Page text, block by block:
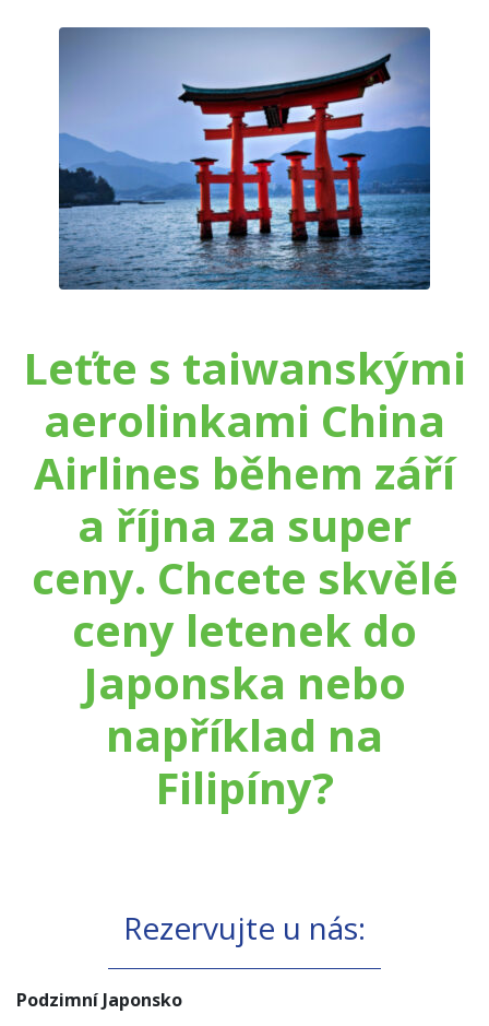
Leťte s taiwanskými
aerolinkami China
Airlines během září
a října za super
ceny. Chcete skvělé
ceny letenek do
Japonska nebo
například na
Filipíny?
Rezervujte u nás:
Podzimní Japonsko